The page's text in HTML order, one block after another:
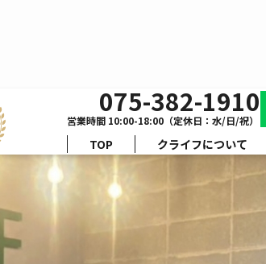
075-382-1910
営業時間 10:00-18:00（定休日：水/日/祝）
TOP クライフについて
経営理念